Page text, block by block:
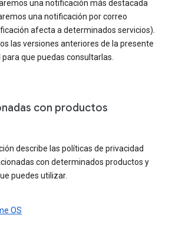
una notificación más destacada
una notificación por correo
afecta a determinados servicios).
las versiones anteriores de la presente
que puedas consultarlas.
con productos
describe las políticas de privacidad
con determinados productos y
puedes utilizar.
OS